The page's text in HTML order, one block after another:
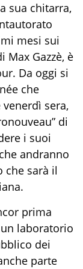
sua chitarra,
mesi sui
Gazzè, è
Da oggi si
che
sera,
di
i suoi
andranno
che sarà il
prima
laboratorio
dei
parte